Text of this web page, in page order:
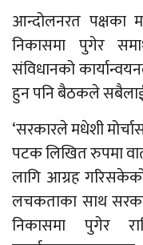
आन्दोलनरत पक्षका
निकासमा पुगेर
संविधानको
हुन पनि बैठकले
‘सरकारले मधेशी
पटक लिखित रुपमा
लागि आग्रह
लचकताका साथ
निकासमा पुगेर